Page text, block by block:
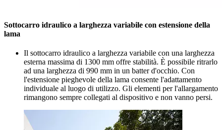
Sottocarro idraulico a larghezza variabile con estensione della
lama
Il sottocarro idraulico a larghezza variabile con una larghezza
esterna massima di 1300 mm offre stabilità. È possibile ritrarlo
ad una larghezza di 990 mm in un batter d'occhio. Con
l'estensione pieghevole della lama consente l'adattamento
individuale al luogo di utilizzo. Gli elementi per l'allargamento
rimangono sempre collegati al dispositivo e non vanno persi.